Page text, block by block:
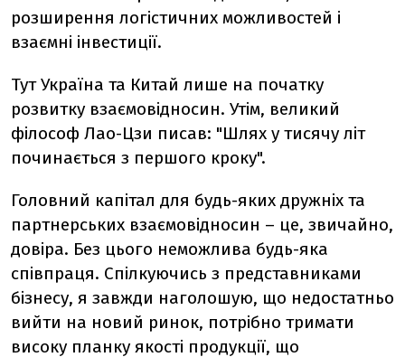
розширення логістичних можливостей і
взаємні інвестиції.
Тут Україна та Китай лише на початку
розвитку взаємовідносин. Утім, великий
філософ Лао-Цзи писав: "Шлях у тисячу літ
починається з першого кроку".
Головний капітал для будь-яких дружніх та
партнерських взаємовідносин – це, звичайно,
довіра. Без цього неможлива будь-яка
співпраця. Спілкуючись з представниками
бізнесу, я завжди наголошую, що недостатньо
вийти на новий ринок, потрібно тримати
високу планку якості продукції, що